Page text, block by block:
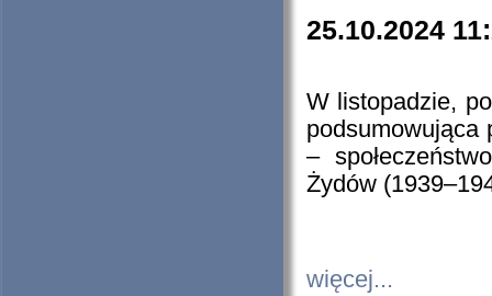
25.10.2024
W listopadzie,
podsumowująca
–
Żydów
więcej...